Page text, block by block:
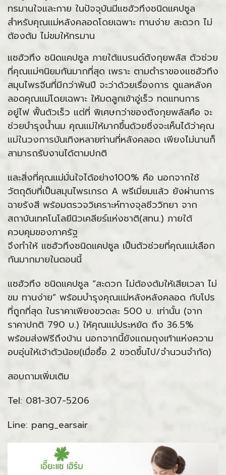
ทรมานใจและกาย ในปัจจุบันมีแซฮัวทึงชนิดแคปซูล
สำหรับคุณแม่หลังคลอดโดยเฉพาะ ทานง่าย สะดวก ไม่
ต้องต้ม ไม่ขมให้ทรมาน
แซฮัวทึง ชนิดแคปซูล ภายใต้แบรนด์ตังกุยพลัส ตัวช่วย
ที่คุณแม่ๆนิยมกันมากที่สุด เพราะ ตามตำราของแซฮัวทึง
สมุนไพรจีนที่มีกว่าพันปี จะว่าด้วยเรื่องการ ดูแลหลังค
ลอดคุณแม่โดยเฉพาะ ให้มดลูกเข้าอู่เร็ว ทดแทนการ
อยู่ไฟ ฟื้นตัวเร็ว แต่ที่ พิเศษกว่าของตังกุยพลัสคือ จะ
ช่วยบำรุงน้ำนม คุณแม่ให้มากขึ้นด้วยซึ่งจะเห็นได้ว่าคุณ
แม่ในวงการบันเทิงหลายท่านที่หลังคลอด เพียงไม่นานก็
สามารถรับงานได้ตามปกติ
และสิ่งที่คุณแม่มั่นใจได้อย่าง100% คือ นอกจากใช้
วัตถุดิบที่เป็นสมุนไพรเกรด A พรีเมี่ยมแล้ว ยังผ่านการ
ฉายรังสี พร้อมตรวจวิเคราะห์ทางจุลชีววิทยา จาก
สถาบันเทคโนโลยีนิวเคลียร์แห่งชาติ(สทน.) ภายใต้
ควบคุมของภาครัฐ
จึงทำให้ แซฮัวทึงชนิดแคปซูล เป็นตัวช่วยที่คุณแม่เลือก
กันมากมายในตอนนี้
แซฮัวทึง ชนิดแคปซูล “สะดวก ไม่ต้องต้มให้เสียเวลา ไม่
ขม ทานง่าย” พร้อมบำรุงคุณแม่หลังหลังคลอด กับโปร
ที่ถูกที่สุด ในราคาเพียงขวดละ 500 บ. เท่านั้น (จาก
ราคาปกติ 790 บ.) ให้คุณแม่ประหยัด ถึง 36.5%
พร้อมส่งฟรีถึงบ้าน นอกจากนี้ยังแถมถุงเท้าแห่งความ
อบอุ่นให้เจ้าตัวน้อย(เมื่อซื้อ 2 ขวดขึ้นไป/จำนวนจำกัด)
สอบถามเพิ่มเติม
Tel: 081-307-5206
Line: pang_earsair